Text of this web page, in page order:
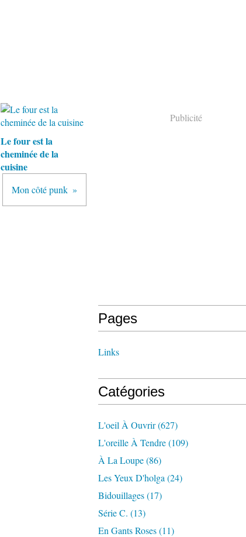
Le four est la
cheminée de la
cuisine
Mon côté punk
Publicité
Pages
Links
Catégories
L'oeil À Ouvrir(627)
L'oreille À Tendre(109)
À La Loupe(86)
Les Yeux D'holga (24)
Bidouillages(17)
Série C. (13)
En Gants Roses(11)